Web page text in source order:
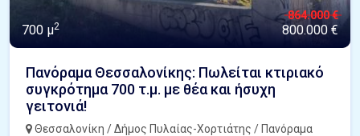
700 μ2
864.000 €
800.000 €
Πανόραμα Θεσσαλονίκης: Πωλείται κτιριακό
συγκρότημα 700 τ.μ. με θέα και ήσυχη
γειτονιά!
Θεσσαλονίκη / Δήμος Πυλαίας-Χορτιάτης / Πανόραμα